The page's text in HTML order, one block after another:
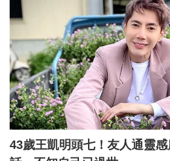
43歲王凱明頭七！友人通靈